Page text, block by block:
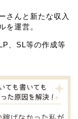
さんと新たな収入
を運営。
、SL等の作成等